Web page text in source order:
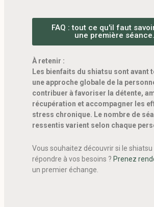
FAQ : tout ce qu'il faut
une première séance.
À retenir :
Les bienfaits du shiatsu sont avant
une approche globale de la
contribuer à favoriser la détente,
récupération et accompagner les
stress chronique. Le nombre de
ressentis varient selon chaque
Vous souhaitez découvrir si le
répondre à vos besoins ? Prenez
un premier échange.